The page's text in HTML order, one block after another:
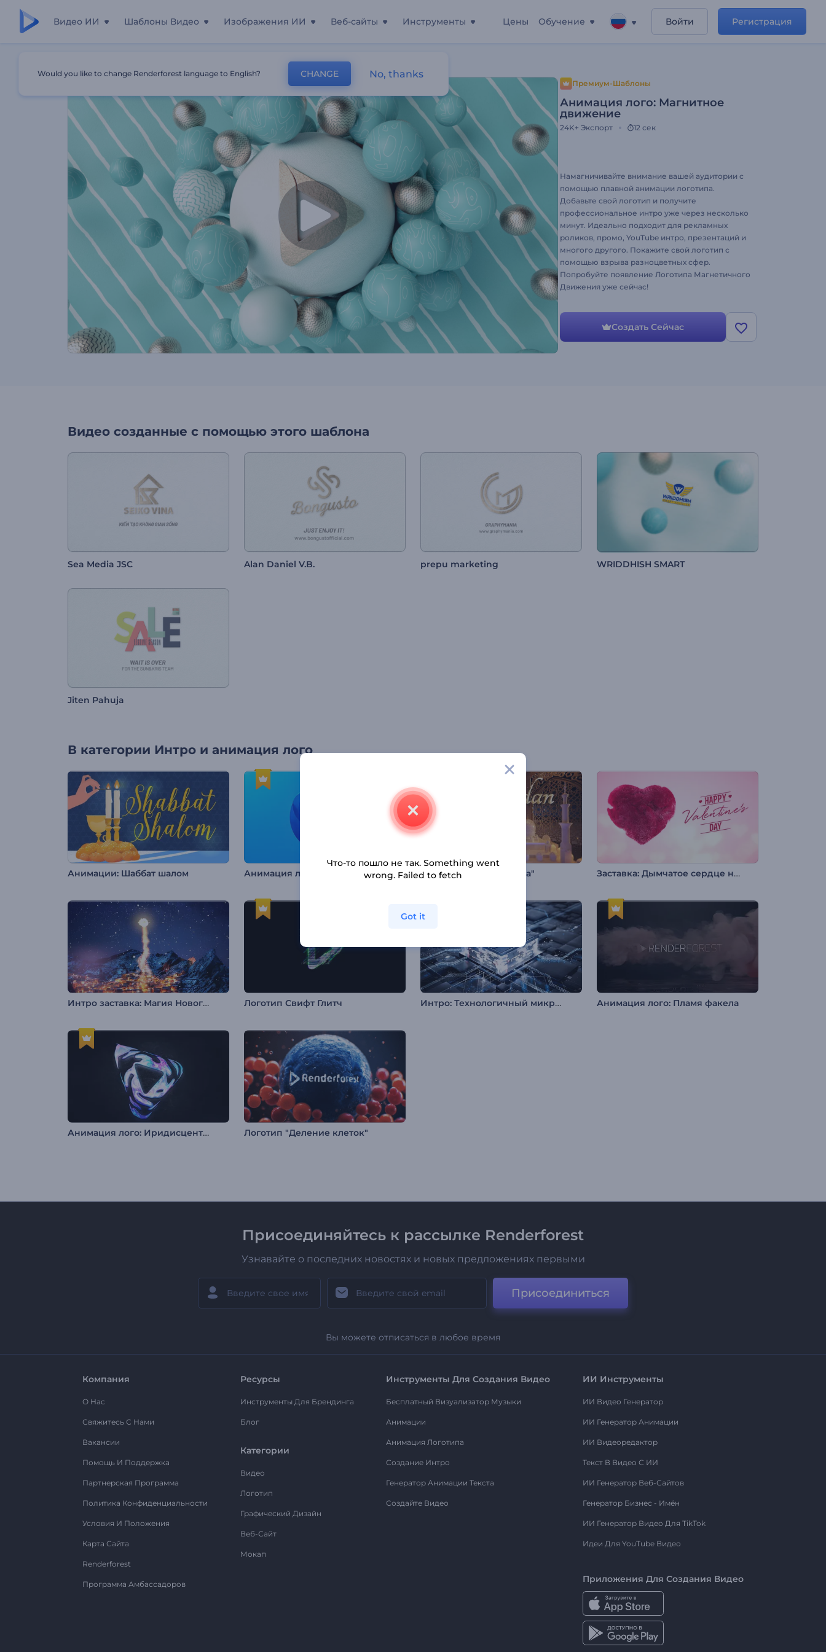
Видео ИИ Шаблоны Видео Изображения ИИ Веб-сайты Инструменты Цены Обучение Войти Регистрация
Анимация Лого: Магнитное Движение
Премиум-Шаблоны
Анимация лого: Магнитное
движение
24K+ Экспорт 12 сек
Намагничивайте внимание вашей аудитории с
помощью плавной анимации логотипа.
Добавьте свой логотип и получите
профессиональное интро уже через несколько
минут. Идеально подходит для рекламных
роликов, промо, YouTube интро, презентаций и
многого другого. Покажите свой логотип с
помощью взрыва разноцветных сфер.
Попробуйте появление Логотипа Магнетичного
Движения уже сейчас!
Создать Сейчас
Видео созданные с помощью этого шаблона
Sea Media JSC Alan Daniel V.B. prepu marketing WRIDDHISH SMART
Jiten Pahuja
В категории Интро и анимация лого
Анимации: Шаббат шалом Анимация лого: Фигуры из линий Заставка "Дух Рамадана" Заставка: Дымчатое сердце на День св. Валентина
Интро заставка: Магия Нового года Логотип Свифт Глитч Интро: Технологичный микрочип Анимация лого: Пламя факела
Анимация лого: Иридисцентный эффект Логотип "Деление клеток"
Присоединяйтесь к рассылке Renderforest
Узнавайте о последних новостях и новых предложениях первыми
Присоединиться
Вы можете отписаться в любое время
Компания
О Нас
Свяжитесь С Нами
Вакансии
Помощь И Поддержка
Партнерская Программа
Политика Конфиденциальности
Условия И Положения
Карта Сайта
Renderforest
Программа Амбассадоров
Ресурсы
Инструменты Для Брендинга
Блог
Категории
Видео
Логотип
Графический Дизайн
Веб-Сайт
Мокап
Инструменты Для Создания Видео
Бесплатный Визуализатор Музыки
Анимации
Анимация Логотипа
Создание Интро
Генератор Анимации Текста
Создайте Видео
ИИ Инструменты
ИИ Видео Генератор
ИИ Генератор Анимации
ИИ Видеоредактор
Текст В Видео С ИИ
ИИ Генератор Веб-Сайтов
Генератор Бизнес - Имён
ИИ Генератор Видео Для TikTok
Идеи Для YouTube Видео
Приложения Для Создания Видео
Would you like to change Renderforest language to English? CHANGE No, thanks
Что-то пошло не так. Something went
wrong. Failed to fetch
Got it